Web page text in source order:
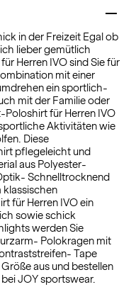
in der Freizeit Egal ob
lieber gemütlich
Herren IVO sind Sie für
mit einer
ein sportlich-
mit der Familie oder
Poloshirt für Herren IVO
Aktivitäten wie
Diese
pflegeleicht und
aus Polyester-
Schnelltrocknend
klassischen
für Herren IVO ein
sowie schick
werden Sie
Polokragen mit
Tape
aus und bestellen
JOY sportswear.